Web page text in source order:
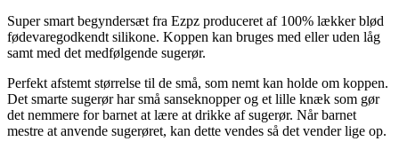
Super smart begyndersæt fra Ezpz produceret af 100% lækker blød
fødevaregodkendt silikone. Koppen kan bruges med eller uden låg
samt med det medfølgende sugerør.
Perfekt afstemt størrelse til de små, som nemt kan holde om koppen.
Det smarte sugerør har små sanseknopper og et lille knæk som gør
det nemmere for barnet at lære at drikke af sugerør. Når barnet
mestre at anvende sugerøret, kan dette vendes så det vender lige op.